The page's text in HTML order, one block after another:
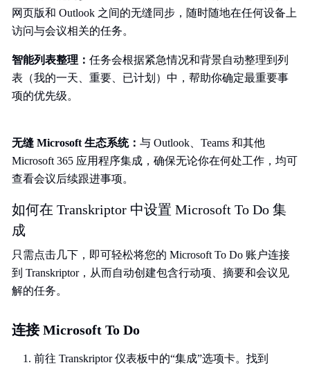
网页版和 Outlook 之间的无缝同步，随时随地在任何设备上
访问与会议相关的任务。
智能列表整理： 任务会根据紧急情况和背景自动整理到列
表（我的一天、重要、已计划）中，帮助你确定最重要事
项的优先级。
无缝 Microsoft 生态系统： 与 Outlook、Teams 和其他
Microsoft 365 应用程序集成，确保无论你在何处工作，均可
查看会议后续跟进事项。
如何在 Transkriptor 中设置 Microsoft To Do 集
成
只需点击几下，即可轻松将您的 Microsoft To Do 账户连接
到 Transkriptor，从而自动创建包含行动项、摘要和会议见
解的任务。
连接 Microsoft To Do
前往 Transkriptor 仪表板中的“集成”选项卡。找到